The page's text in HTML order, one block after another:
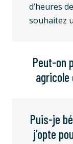
d’heures
souhaitez
Peut-on
Puis-je
j’opte